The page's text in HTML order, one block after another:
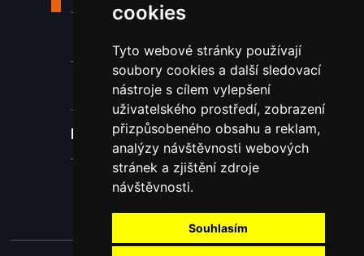
cookies
Tyto webové stránky používají
soubory cookies a další sledovací
nástroje s cílem vylepšení
uživatelského prostředí, zobrazení
přizpůsobeného obsahu a reklam,
analýzy návštěvnosti webových
stránek a zjištění zdroje
návštěvnosti.
Souhlasím
Spotřební materiál a nástroje
Náhradní díly pro vodní paprsek
Laserové svařování